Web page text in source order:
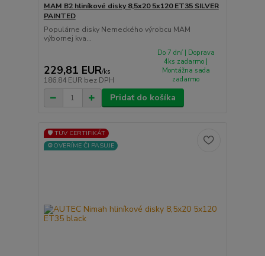
MAM B2 hliníkové disky 8,5x20 5x120 ET35 SILVER
PAINTED
Populárne disky Nemeckého výrobcu MAM
výbornej kva...
229,81 EUR/ks
186,84 EUR bez DPH
Do 7 dní | Doprava
4ks zadarmo |
Montážna sada
zadarmo
Pridať do košíka
🛡️ TÜV CERTIFIKÁT
⚙️OVERÍME ČI PASUJE